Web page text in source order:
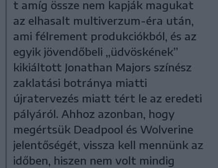
t amíg össze nem kapják magukat
az elhasalt multiverzum-éra után,
ami félrement produkciókból, és az
egyik jövendőbeli „üdvöskének”
kikiáltott Jonathan Majors színész
zaklatási botránya miatti
újratervezés miatt tért le az eredeti
pályáról. Ahhoz azonban, hogy
megértsük Deadpool és Wolverine
jelentőségét, vissza kell mennünk az
időben, hiszen nem volt mindig